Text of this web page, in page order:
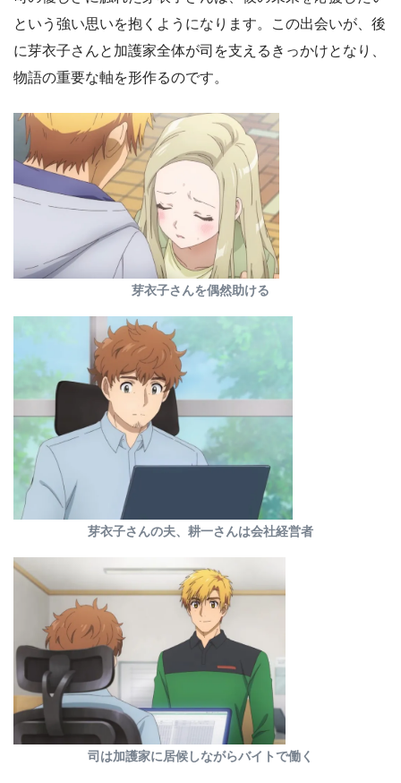
という強い思いを抱くようになります。この出会いが、後
に芽衣子さんと加護家全体が司を支えるきっかけとなり、
物語の重要な軸を形作るのです。
芽衣子さんを偶然助ける
芽衣子さんの夫、耕一さんは会社経営者
司は加護家に居候しながらバイトで働く